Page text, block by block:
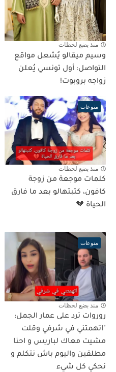
منذ بضع لحظات
وسيم ميقالو يُشعل مواقع
التواصل: أول تونسي يُعلن
زواجه بروبوت!
منوعات
منذ بضع لحظات
كلمات موجعة من زوجة
كافون، كتبتهالو بعد ما فارق
الحياة 💔
منوعات
منذ بضع لحظات
روروات ترد على عمار الجمل:
"اتهمتني في شرفي وقلت
مشيت معاك لباريس و احنا
مطلقين واليوم باش نتكلم و
نحكي كل شيء